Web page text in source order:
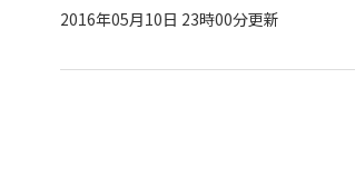
2016年05月10日 23時00分更新